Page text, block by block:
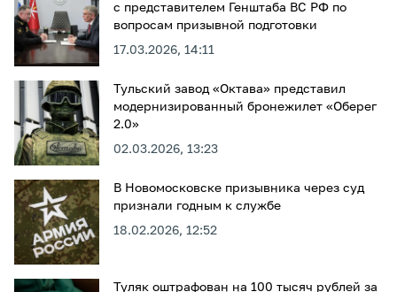
с представителем Генштаба ВС РФ по
вопросам призывной подготовки
17.03.2026, 14:11
Тульский завод «Октава» представил
модернизированный бронежилет «Оберег
2.0»
02.03.2026, 13:23
В Новомосковске призывника через суд
признали годным к службе
18.02.2026, 12:52
Туляк оштрафован на 100 тысяч рублей за